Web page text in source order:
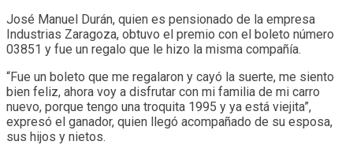
José Manuel Durán, quien es pensionado de la empresa
Industrias Zaragoza, obtuvo el premio con el boleto número
03851 y fue un regalo que le hizo la misma compañía.
“Fue un boleto que me regalaron y cayó la suerte, me siento
bien feliz, ahora voy a disfrutar con mi familia de mi carro
nuevo, porque tengo una troquita 1995 y ya está viejita”,
expresó el ganador, quien llegó acompañado de su esposa,
sus hijos y nietos.